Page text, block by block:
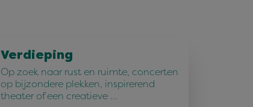
Verdieping
Op zoek naar rust en ruimte, concerten
op bijzondere plekken, inspirerend
theater of een creatieve …